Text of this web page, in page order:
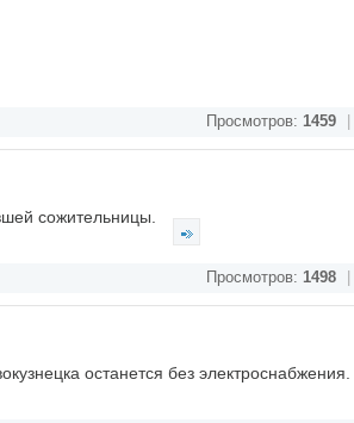
Просмотров: 1459
сожительницы.
Просмотров: 1498
останется без электроснабжения.